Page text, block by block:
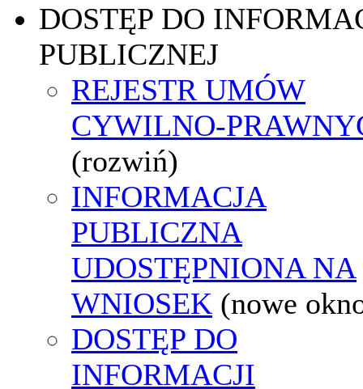
DOSTĘP DO
PUBLICZNEJ
REJESTR UMÓW
CYWILNO-
(rozwiń)
INFORMACJA
PUBLICZNA
UDOSTĘPNIONA NA
WNIOSEK (nowe
DOSTĘP DO
INFORMACJI